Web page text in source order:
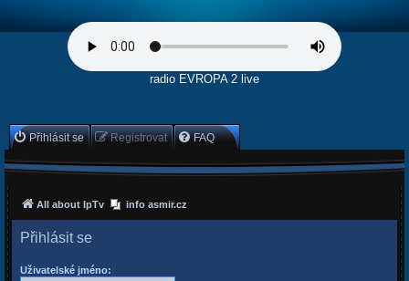
radio EVROPA 2 live
Přihlásit se Registrovat FAQ
All about IpTv info asmir.cz
Přihlásit se
Uživatelské jméno: